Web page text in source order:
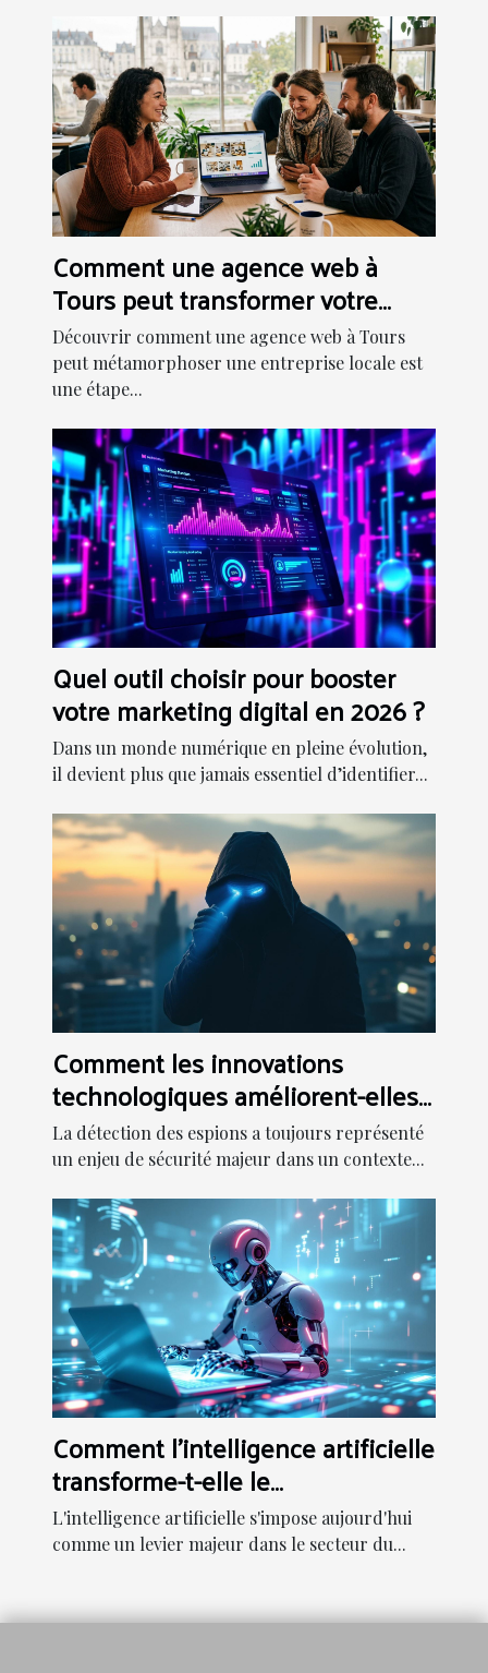
Comment une agence web à
Tours peut transformer votre
entreprise locale
Découvrir comment une agence web à Tours
peut métamorphoser une entreprise locale est
une étape...
Quel outil choisir pour booster
votre marketing digital en 2026 ?
Dans un monde numérique en pleine évolution,
il devient plus que jamais essentiel d’identifier...
Comment les innovations
technologiques améliorent-elles
la détection d'espions ?
La détection des espions a toujours représenté
un enjeu de sécurité majeur dans un contexte...
Comment l'intelligence artificielle
transforme-t-elle le
développement web ?
L'intelligence artificielle s'impose aujourd'hui
comme un levier majeur dans le secteur du...